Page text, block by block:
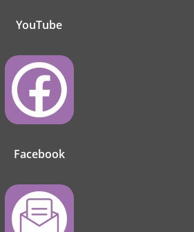
YouTube
Facebook